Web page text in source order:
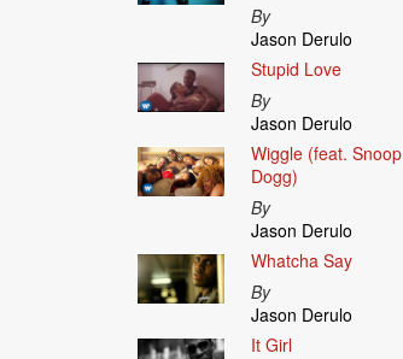
By
Jason Derulo
Stupid Love
By
Jason Derulo
Wiggle (feat. Snoop
Dogg)
By
Jason Derulo
Whatcha Say
By
Jason Derulo
It Girl